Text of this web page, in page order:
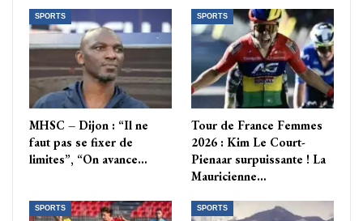
SPORTS
MHSC – Dijon : “Il ne
faut pas se fixer de
limites”, “On avance…
SPORTS
Tour de France Femmes
2026 : Kim Le Court-
Pienaar surpuissante ! La
Mauricienne…
SPORTS SPORTS